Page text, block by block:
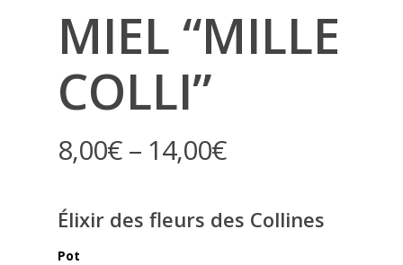
MIEL “MILLE
COLLI”
8,00€– 14,00€
Élixir des fleurs des Collines
Pot